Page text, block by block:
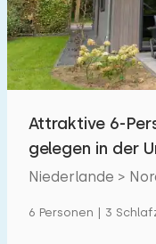
Attraktive 6-
gelegen in der
Niederlande >
6 Personen | 3